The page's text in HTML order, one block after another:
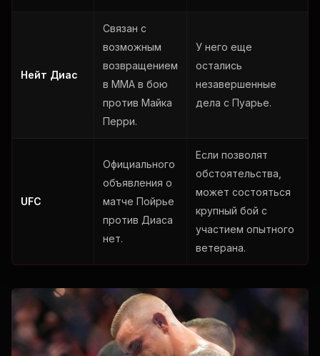
Нейт Диас
Связан с
возможным
возвращением
в ММА в бою
против Майка
Перри.
У него еще
остались
незавершенные
дела с Пуарье.
UFC
Официального
объявления о
матче Пойрье
против Диаса
нет.
Если позволят
обстоятельства,
может состояться
крупный бой с
участием опытного
ветерана.